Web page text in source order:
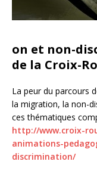
on et non-
de la Croix-
La peur du parcours
la migration, la non-
ces thématiques
http://www.croix-
animations-
discrimination/